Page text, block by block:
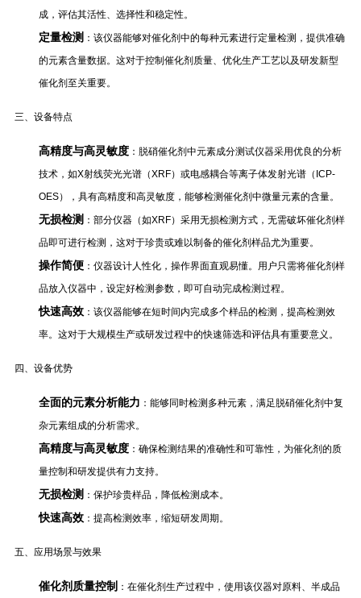
成，评估其活性、选择性和稳定性。
定量检测 ：该仪器能够对催化剂中的每种元素进行定量检测，提供准确
的元素含量数据。这对于控制催化剂质量、优化生产工艺以及研发新型
催化剂至关重要。
三、设备特点
高精度与高灵敏度：脱硝催化剂中元素成分测试仪器采用优良的分析
技术，如X射线荧光光谱（XRF）或电感耦合等离子体发射光谱（ICP-
OES），具有高精度和高灵敏度，能够检测催化剂中微量元素的含量。
无损检测 ：部分仪器（如XRF）采用无损检测方式，无需破坏催化剂样
品即可进行检测，这对于珍贵或难以制备的催化剂样品尤为重要。
操作简便：仪器设计人性化，操作界面直观易懂。用户只需将催化剂样
品放入仪器中，设定好检测参数，即可自动完成检测过程。
快速高效：该仪器能够在短时间内完成多个样品的检测，提高检测效
率。这对于大规模生产或研发过程中的快速筛选和评估具有重要意义。
四、设备优势
全面的元素分析能力 ：能够同时检测多种元素，满足脱硝催化剂中复
杂元素组成的分析需求。
高精度与高灵敏度：确保检测结果的准确性和可靠性，为催化剂的质
量控制和研发提供有力支持。
无损检测 ：保护珍贵样品，降低检测成本。
快速高效：提高检测效率，缩短研发周期。
五、应用场景与效果
催化剂质量控制 ：在催化剂生产过程中，使用该仪器对原料、半成品